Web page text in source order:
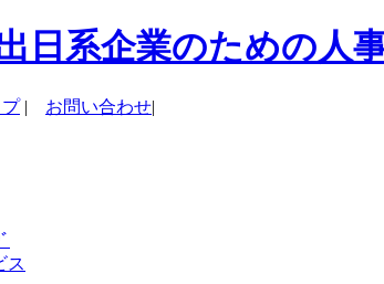
日系企業のための人
| お問い合わせ|
ス